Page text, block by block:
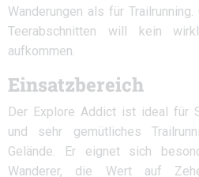
Wanderungen als für
Teerabschnitten will kein
aufkommen.
Einsatzbereich
Der Explore Addict ist ideal für
und sehr gemütliches
Gelände. Er eignet sich
Wanderer, die Wert auf